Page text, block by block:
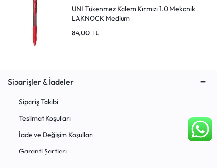
UNI Tükenmez Kalem Kırmızı 1.0 Mekanik
LAKNOCK Medium
84,00TL
Siparişler & İadeler
Sipariş Takibi
Teslimat Koşulları
İade ve Değişim Koşulları
Garanti Şartları